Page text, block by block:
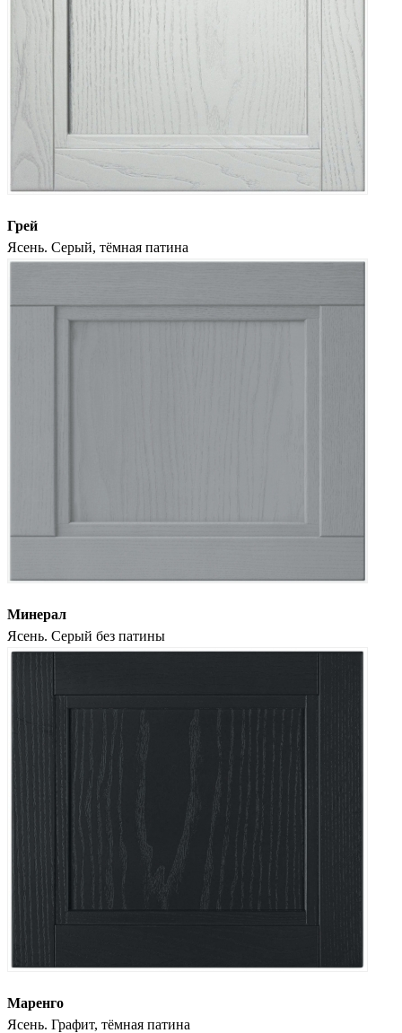
Грей
Ясень. Серый, тёмная патина
Минерал
Ясень. Серый без патины
Маренго
Ясень. Графит, тёмная патина